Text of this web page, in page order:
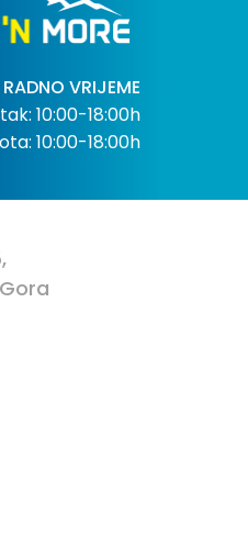
RADNO VRIJEME
10:00-18:00h
10:00-18:00h